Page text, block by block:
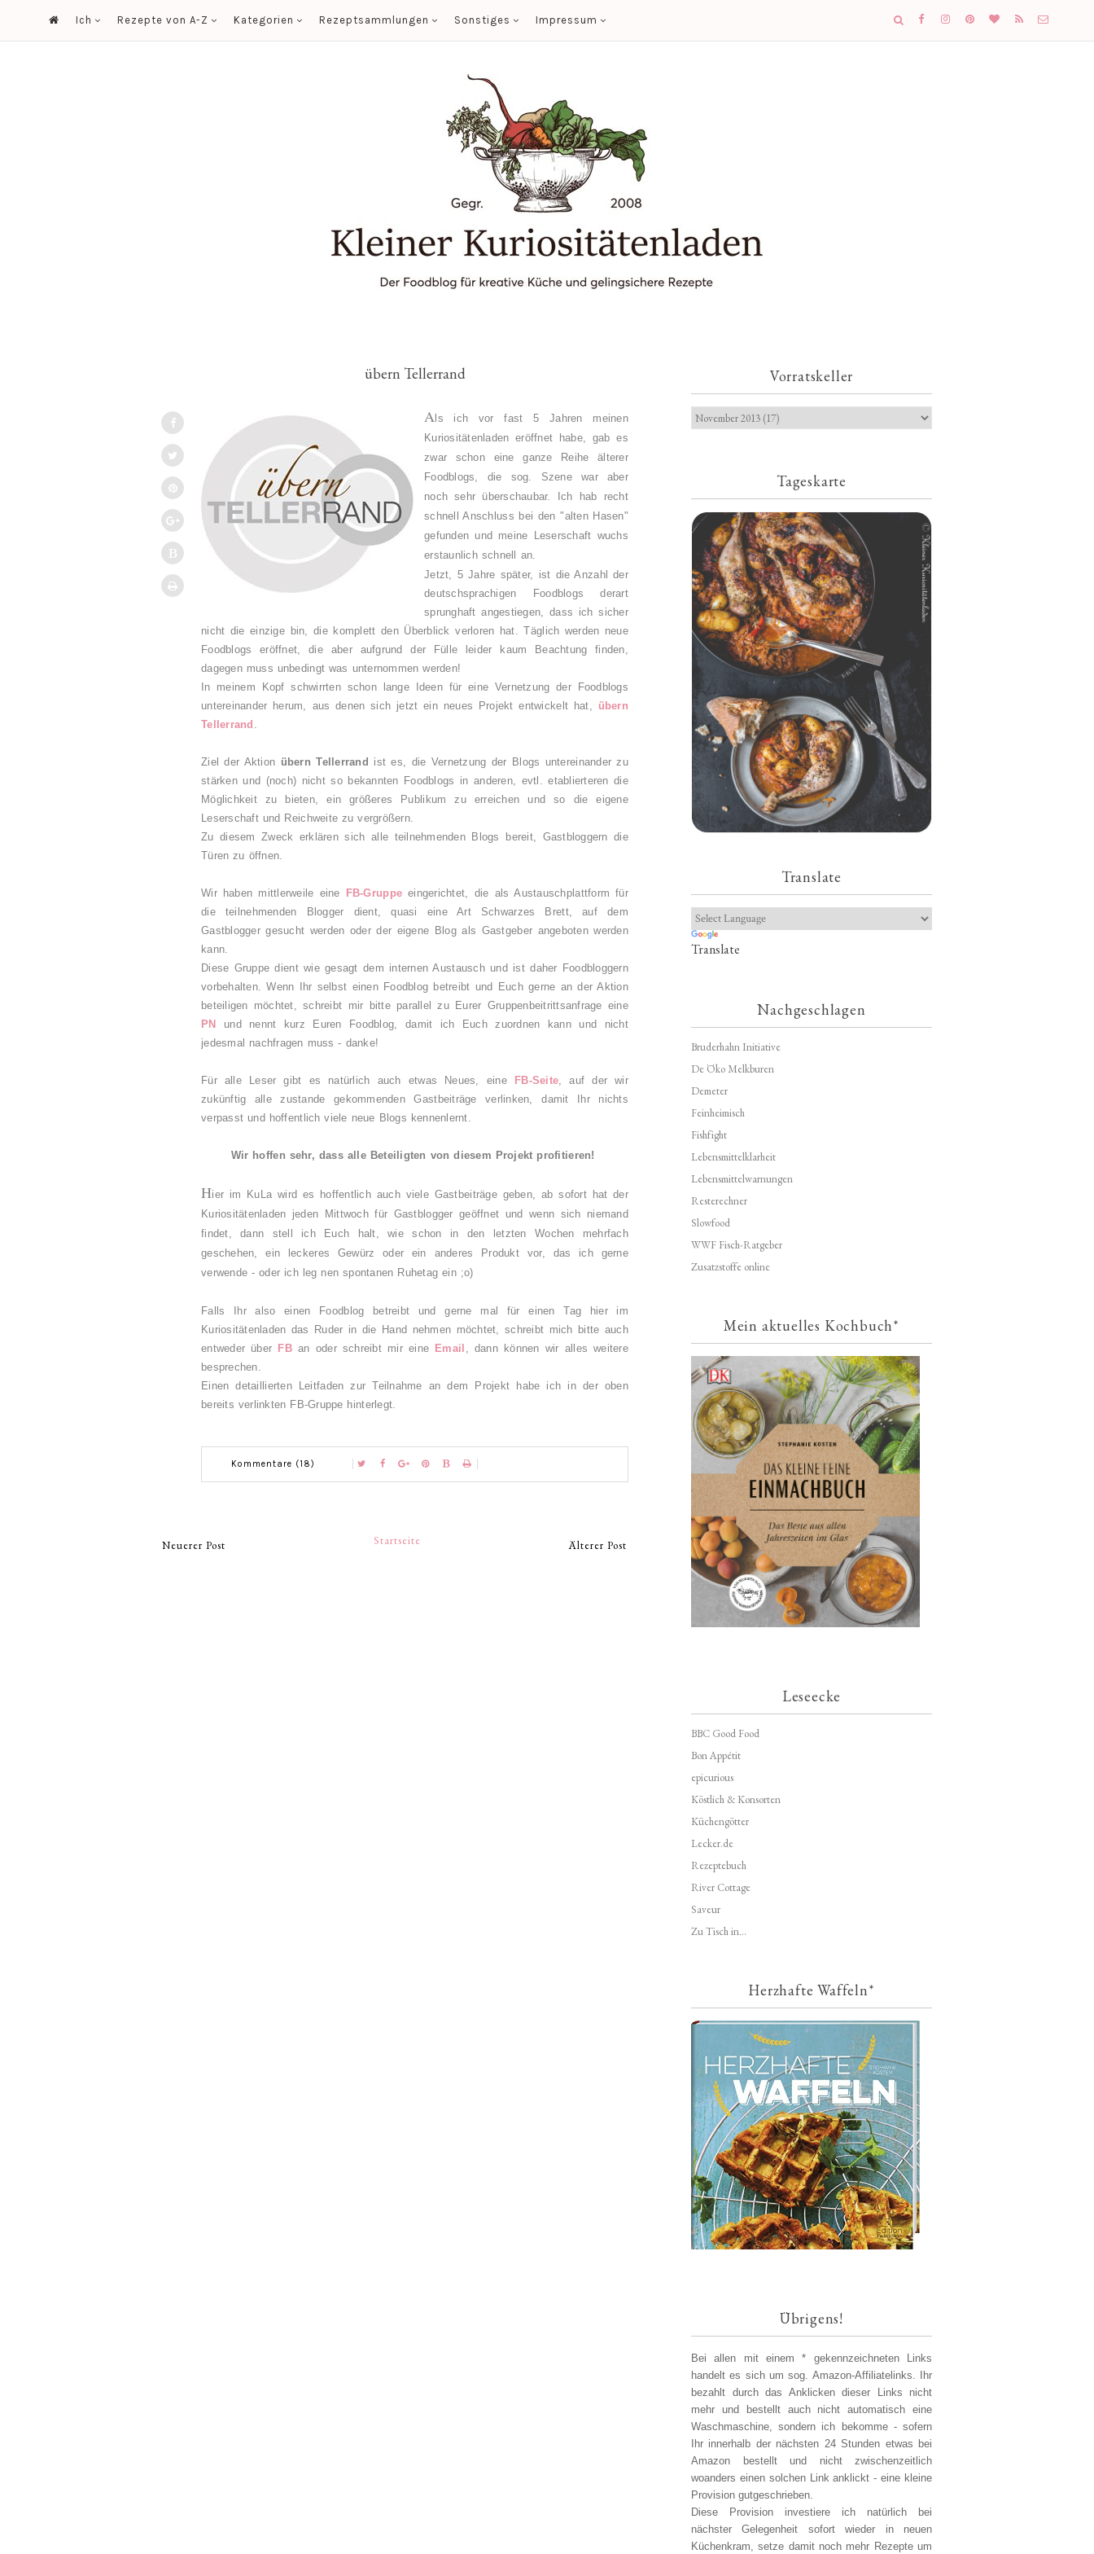
Ich Rezepte von A-Z Kategorien Rezeptsammlungen Sonstiges Impressum
übern Tellerrand
A ls ich vor fast 5 Jahren meinen
Kuriositätenladen eröffnet habe, gab es
zwar schon eine ganze Reihe älterer
Foodblogs, die sog. Szene war aber
noch sehr überschaubar. Ich hab recht
schnell Anschluss bei den "alten Hasen"
gefunden und meine Leserschaft wuchs
erstaunlich schnell an.
Jetzt, 5 Jahre später, ist die Anzahl der
deutschsprachigen Foodblogs derart
sprunghaft angestiegen, dass ich sicher
nicht die einzige bin, die komplett den Überblick verloren hat. Täglich werden neue
Foodblogs eröffnet, die aber aufgrund der Fülle leider kaum Beachtung finden,
dagegen muss unbedingt was unternommen werden!
In meinem Kopf schwirrten schon lange Ideen für eine Vernetzung der Foodblogs
untereinander herum, aus denen sich jetzt ein neues Projekt entwickelt hat, übern
Tellerrand .
Ziel der Aktion übern Tellerrand ist es, die Vernetzung der Blogs untereinander zu
stärken und (noch) nicht so bekannten Foodblogs in anderen, evtl. etablierteren die
Möglichkeit zu bieten, ein größeres Publikum zu erreichen und so die eigene
Leserschaft und Reichweite zu vergrößern.
Zu diesem Zweck erklären sich alle teilnehmenden Blogs bereit, Gastbloggern die
Türen zu öffnen.
Wir haben mittlerweile eine FB-Gruppe eingerichtet, die als Austauschplattform für
die teilnehmenden Blogger dient, quasi eine Art Schwarzes Brett, auf dem
Gastblogger gesucht werden oder der eigene Blog als Gastgeber angeboten werden
kann.
Diese Gruppe dient wie gesagt dem internen Austausch und ist daher Foodbloggern
vorbehalten. Wenn Ihr selbst einen Foodblog betreibt und Euch gerne an der Aktion
beteiligen möchtet, schreibt mir bitte parallel zu Eurer Gruppenbeitrittsanfrage eine
PN
und nennt kurz Euren Foodblog, damit ich Euch zuordnen kann und nicht
jedesmal nachfragen muss - danke!
Für alle Leser gibt es natürlich auch etwas Neues, eine FB-Seite, auf der wir
zukünftig alle zustande gekommenden Gastbeiträge verlinken, damit Ihr nichts
verpasst und hoffentlich viele neue Blogs kennenlernt.
Wir hoffen sehr, dass alle Beteiligten von diesem Projekt profitieren!
Hier im KuLa wird es hoffentlich auch viele Gastbeiträge geben, ab sofort hat der
Kuriositätenladen jeden Mittwoch für Gastblogger geöffnet und wenn sich niemand
findet, dann stell ich Euch halt, wie schon in den letzten Wochen mehrfach
geschehen, ein leckeres Gewürz oder ein anderes Produkt vor, das ich gerne
verwende - oder ich leg nen spontanen Ruhetag ein ;o)
Falls Ihr also einen Foodblog betreibt und gerne mal für einen Tag hier im
Kuriositätenladen das Ruder in die Hand nehmen möchtet, schreibt mich bitte auch
entweder über FBan oder schreibt mir eine Email , dann können wir alles weitere
besprechen.
Einen detaillierten Leitfaden zur Teilnahme an dem Projekt habe ich in der oben
bereits verlinkten FB-Gruppe hinterlegt.
Kommentare (18)
Neuerer Post Älterer Post
Startseite
Vorratskeller
Tageskarte
Geschmorte Hähnchenschenkel auf
Paprikakraut und kleinen Kartoffeln
Translate
Translate
Nachgeschlagen
Bruderhahn Initiative
De Öko Melkburen
Demeter
Feinheimisch
Fishfight
Lebensmittelklarheit
Lebensmittelwarnungen
Resterechner
Slowfood
WWF Fisch-Ratgeber
Zusatzstoffe online
Mein aktuelles Kochbuch*
Leseecke
BBC Good Food
Bon Appétit
epicurious
Köstlich & Konsorten
Küchengötter
Lecker.de
Rezeptebuch
River Cottage
Saveur
Zu Tisch in...
Herzhafte Waffeln*
Übrigens!
Bei allen mit einem * gekennzeichneten Links
handelt es sich um sog. Amazon-Affiliatelinks. Ihr
bezahlt durch das Anklicken dieser Links nicht
mehr und bestellt auch nicht automatisch eine
Waschmaschine, sondern ich bekomme - sofern
Ihr innerhalb der nächsten 24 Stunden etwas bei
Amazon bestellt und nicht zwischenzeitlich
woanders einen solchen Link anklickt - eine kleine
Provision gutgeschrieben.
Diese Provision investiere ich natürlich bei
nächster Gelegenheit sofort wieder in neuen
Küchenkram, setze damit noch mehr Rezepte um